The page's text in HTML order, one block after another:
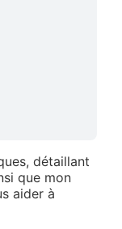
détaillant
que mon
aider à